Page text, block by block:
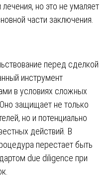
но это не умаляет
части заключения.
перед сделкой
инструмент
в условиях сложных
защищает не только
но и потенциально
действий. В
перестает быть
due diligence при